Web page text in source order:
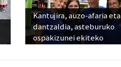
Kantujira, auzo-afaria eta
dantzaldia, asteburuko
ospakizunei ekiteko